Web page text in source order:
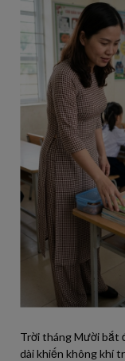
Trời tháng Mười bắt
dài khiến không khí